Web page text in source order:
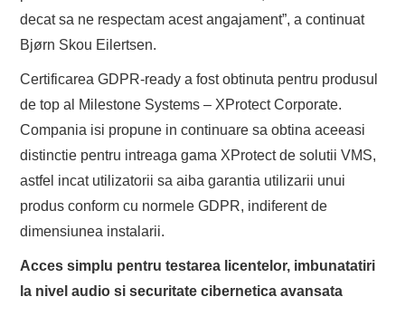
decat sa ne respectam acest angajament”, a continuat
Bjørn Skou Eilertsen.
Certificarea GDPR-ready a fost obtinuta pentru produsul
de top al Milestone Systems – XProtect Corporate.
Compania isi propune in continuare sa obtina aceeasi
distinctie pentru intreaga gama XProtect de solutii VMS,
astfel incat utilizatorii sa aiba garantia utilizarii unui
produs conform cu normele GDPR, indiferent de
dimensiunea instalarii.
Acces simplu pentru testarea licentelor, imbunatatiri
la nivel audio si securitate cibernetica avansata